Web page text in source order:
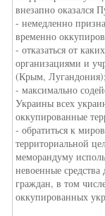
внезапно оказался
- немедленно
временно
- отказаться от
организациями и
(Крым, Лугандония);
- максимально
Украины всех
оккупированные
- обратиться к
территориальной
меморандуму
невоенные
граждан, в том
оккупированных